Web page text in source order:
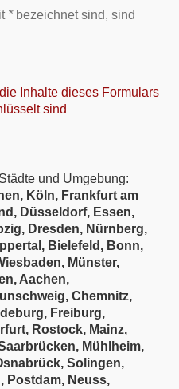
*bezeichnet sind, sind
Inhalte dieses Formulars
sind
und Umgebung:
Köln, Frankfurt am
Düsseldorf, Essen,
Dresden, Nürnberg,
Bielefeld, Bonn,
Münster,
Aachen,
Chemnitz,
Freiburg,
Rostock, Mainz,
Mühlheim,
Solingen,
Postdam, Neuss,